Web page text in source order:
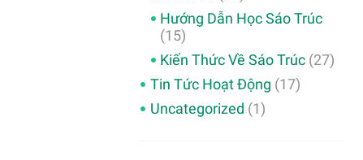
Hướng Dẫn Học Sáo Trúc
(15)
Kiến Thức Về Sáo Trúc (27)
Tin Tức Hoạt Động (17)
Uncategorized (1)